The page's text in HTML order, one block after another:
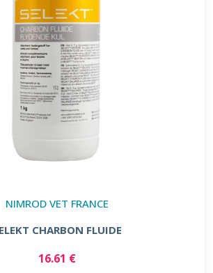
NIMROD VET FRANCE
CHARBON FLUIDE
16.61 €